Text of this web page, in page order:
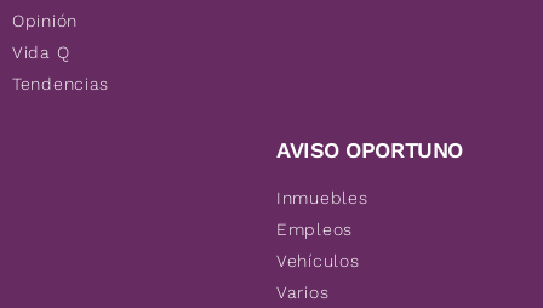
Opinión
Vida Q
Tendencias
AVISO OPORTUNO
Inmuebles
Empleos
Vehículos
Varios